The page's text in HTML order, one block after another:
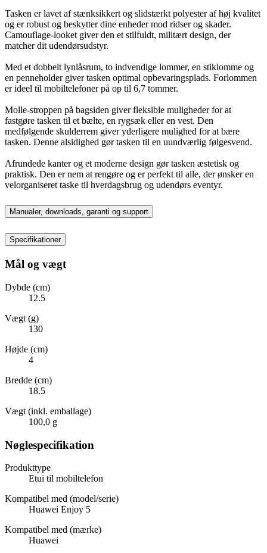
Tasken er lavet af stænksikkert og slidstærkt polyester af høj kvalitet
og er robust og beskytter dine enheder mod ridser og skader.
Camouflage-looket giver den et stilfuldt, militært design, der
matcher dit udendørsudstyr.
Med et dobbelt lynlåsrum, to indvendige lommer, en stiklomme og
en penneholder giver tasken optimal opbevaringsplads. Forlommen
er ideel til mobiltelefoner på op til 6,7 tommer.
Molle-stroppen på bagsiden giver fleksible muligheder for at
fastgøre tasken til et bælte, en rygsæk eller en vest. Den
medfølgende skulderrem giver yderligere mulighed for at bære
tasken. Denne alsidighed gør tasken til en uundværlig følgesvend.
Afrundede kanter og et moderne design gør tasken æstetisk og
praktisk. Den er nem at rengøre og er perfekt til alle, der ønsker en
velorganiseret taske til hverdagsbrug og udendørs eventyr.
Manualer, downloads, garanti og support
Specifikationer
Mål og vægt
Dybde (cm)
12.5
Vægt (g)
130
Højde (cm)
4
Bredde (cm)
18.5
Vægt (inkl. emballage)
100,0 g
Nøglespecifikation
Produkttype
Etui til mobiltelefon
Kompatibel med (model/serie)
Huawei Enjoy 5
Kompatibel med (mærke)
Huawei